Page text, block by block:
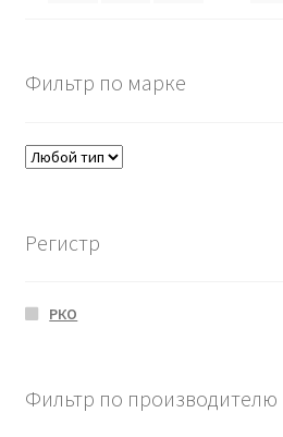
Фильтр по марке
Регистр
РКО
Фильтр по производителю